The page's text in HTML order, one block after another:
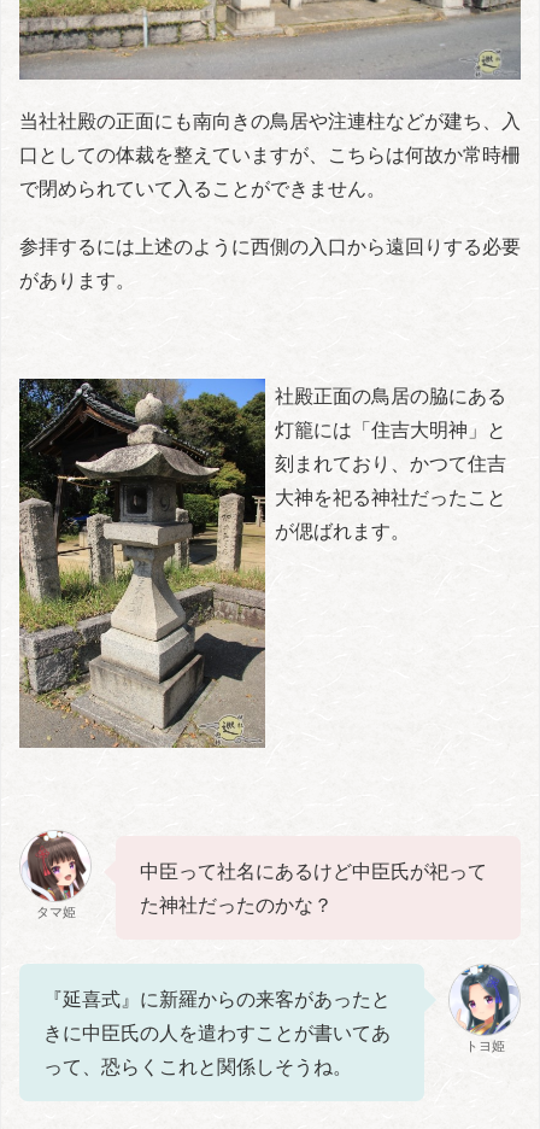
当社社殿の正面にも南向きの鳥居や注連柱などが建ち、入
口としての体裁を整えていますが、こちらは何故か常時柵
で閉められていて入ることができません。
参拝するには上述のように西側の入口から遠回りする必要
があります。
社殿正面の鳥居の脇にある
灯籠には「住吉大明神」と
刻まれており、かつて住吉
大神を祀る神社だったこと
が偲ばれます。
タマ姫
中臣って社名にあるけど中臣氏が祀って
た神社だったのかな？
『延喜式』に新羅からの来客があったと
きに中臣氏の人を遣わすことが書いてあ
って、恐らくこれと関係しそうね。
トヨ姫